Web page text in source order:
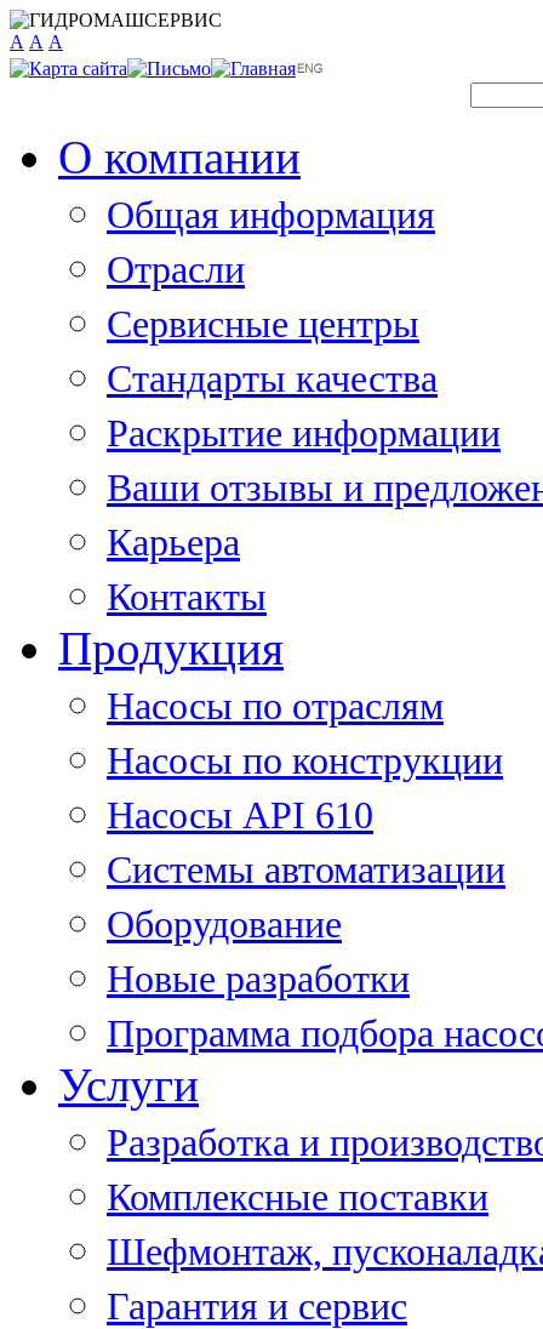
A A A
О компании
Общая информация
Отрасли
Сервисные центры
Стандарты качества
Раскрытие информации
Ваши отзывы и
Карьера
Контакты
Продукция
Насосы по отраслям
Насосы по конструкции
Насосы API 610
Системы автоматизации
Оборудование
Новые разработки
Программа подбора
Услуги
Разработка и
Комплексные поставки
Шефмонтаж,
Гарантия и сервис